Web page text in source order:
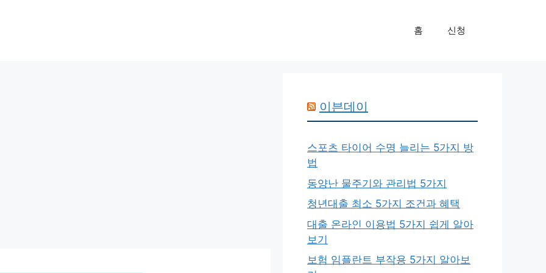
홈 신청
이븐데이
스포츠 타이어 수명 늘리는 5가지 방
법
동양난 물주기와 관리법 5가지
청년대출 최소 5가지 조건과 혜택
대출 온라인 이용법 5가지 쉽게 알아
보기
보험 임플란트 부작용 5가지 알아보